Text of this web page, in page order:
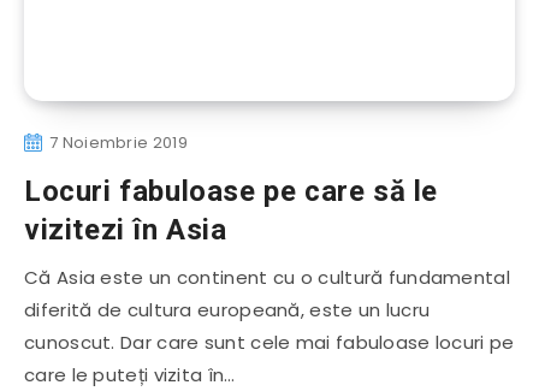
7 Noiembrie 2019
Locuri fabuloase pe care să le
vizitezi în Asia
Că Asia este un continent cu o cultură fundamental
diferită de cultura europeană, este un lucru
cunoscut. Dar care sunt cele mai fabuloase locuri pe
care le puteți vizita în…